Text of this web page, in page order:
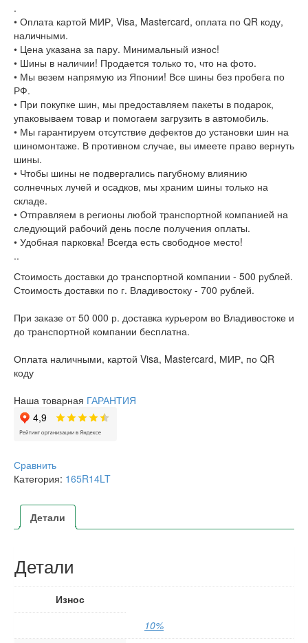
.
• Оплата картой МИР, Visa, Mastercard, оплата по QR коду,
наличными.
• Цена указана за пару. Минимальный износ!
• Шины в наличии! Продается только то, что на фото.
• Мы везем напрямую из Японии! Все шины без пробега по
РФ.
• При покупке шин, мы предоставляем пакеты в подарок,
упаковываем товар и помогаем загрузить в автомобиль.
• Мы гарантируем отсутствие дефектов до установки шин на
шиномонтаже. В противном случае, вы имеете право вернуть
шины.
• Чтобы шины не подвергались пагубному влиянию
солнечных лучей и осадков, мы храним шины только на
складе.
• Отправляем в регионы любой транспортной компанией на
следующий рабочий день после получения оплаты.
• Удобная парковка! Всегда есть свободное место!
..
Стоимость доставки до транспортной компании - 500 рублей.
Стоимость доставки по г. Владивостоку - 700 рублей.
При заказе от 50 000 р. доставка курьером во Владивостоке и
до транспортной компании бесплатна.
Оплата наличными, картой Visa, Mastercard, МИР, по QR
коду
Наша товарная ГАРАНТИЯ
Сравнить
Категория: 165R14LT
Детали
Детали
Износ
10%